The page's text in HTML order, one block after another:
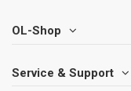
OL-Shop
Service & Support